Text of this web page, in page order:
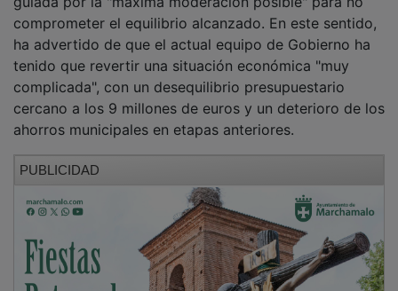
comprometer el equilibrio alcanzado. En este sentido,
ha advertido de que el actual equipo de Gobierno ha
tenido que revertir una situación económica "muy
complicada", con un desequilibrio presupuestario
cercano a los 9 millones de euros y un deterioro de los
ahorros municipales en etapas anteriores.